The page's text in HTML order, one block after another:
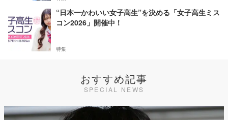
“日本一かわいい女子高生”を決める「女子高生ミス
コン2026」開催中！
特集
おすすめ記事
SPECIAL NEWS